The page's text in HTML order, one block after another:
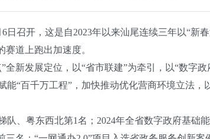
开，这是自2023年以来汕尾连续三年以“新
道上跑出加速度。
发展定位，以“省市联建”为牵引，以“数字政
“百千万工程”，加快推动优化营商环境立法
、粤东西北第1名；2024年全省数字政府基础